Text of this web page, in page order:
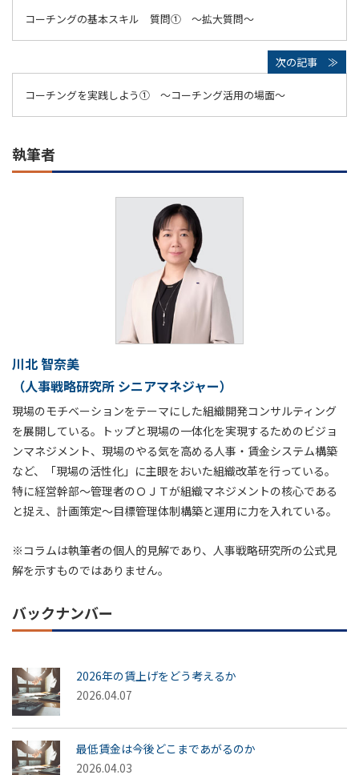
コーチングの基本スキル 質問① ～拡大質問～
コーチングを実践しよう① ～コーチング活用の場面～
執筆者
川北 智奈美
（人事戦略研究所 シニアマネジャー）
現場のモチベーションをテーマにした組織開発コンサルティング
を展開している。トップと現場の一体化を実現するためのビジョ
ンマネジメント、現場のやる気を高める人事・賃金システム構築
など、「現場の活性化」に主眼をおいた組織改革を行っている。
特に経営幹部～管理者のＯＪＴが組織マネジメントの核心である
と捉え、計画策定～目標管理体制構築と運用に力を入れている。
※コラムは執筆者の個人的見解であり、人事戦略研究所の公式見
解を示すものではありません。
バックナンバー
2026年の賃上げをどう考えるか
2026.04.07
最低賃金は今後どこまであがるのか
2026.04.03